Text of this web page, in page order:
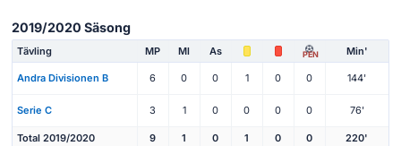
2019/2020 Säsong
Tävling MP Ml As PEN Min'
Andra Divisionen B 6 0 0 1 0 0 144'
Serie C 3 1 0 0 0 0 76'
Total 2019/2020 9 1 0 1 0 0 220'